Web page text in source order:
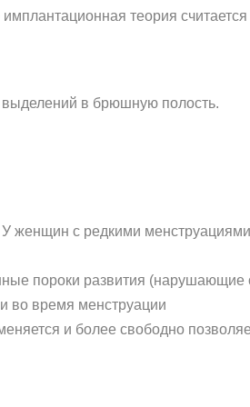
теория
выделений в брюшную полость.
женщин с редкими
пороки развития (нарушающие
во время менструации
и более свободно